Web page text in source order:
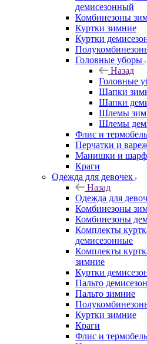
демисезонный
Комбинезоны
Куртки зимние
Куртки
Головные уборы
Назад
Головные
Шапки
Шапки
Шлемы
Шлемы
Флис и
Перчатки и
Манишки и
Краги
Одежда для девочек
Назад
Одежда для
Комбинезоны
Комбинезоны
Комплекты
демисезонные
Комплекты
зимние
Куртки
Пальто
Пальто зимние
Куртки зимние
Краги
Флис и